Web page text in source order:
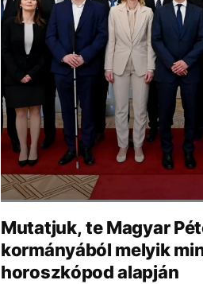
Mutatjuk, te Magyar
kormányából melyik
horoszkópod alapján